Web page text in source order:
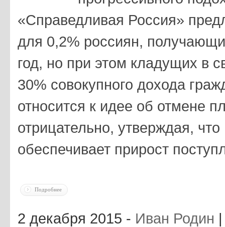
«Справедливая Россия»
для 0,2% россиян,
год, но при этом кладущих в
30% совокупного дохода
относится к идее об отмене
отрицательно, утверждая,
обеспечивает прирост
Подробнее
2 декабря 2015 - Иван Родин